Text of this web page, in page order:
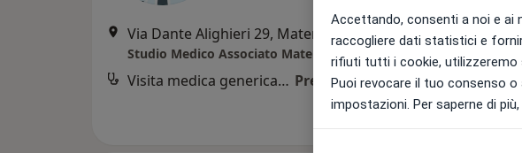
Via Dante Alighieri 29, Matera •Mappa
Studio Medico Associato Matera
Visita medica generica in CONVENZIONE Prezzo non disponibile
Accettando, consenti a noi e ai
raccogliere dati statistici e
rifiuti tutti i cookie,
Puoi revocare il tuo consenso
impostazioni. Per saperne di